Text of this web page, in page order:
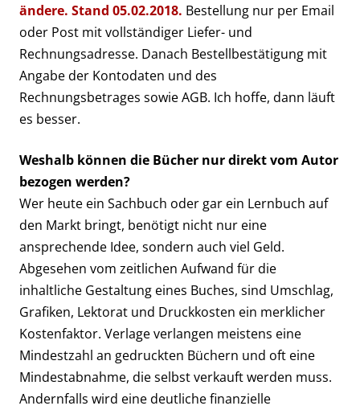
ändere. Stand 05.02.2018. Bestellung nur per Email
oder Post mit vollständiger Liefer- und
Rechnungsadresse. Danach Bestellbestätigung mit
Angabe der Kontodaten und des
Rechnungsbetrages sowie AGB. Ich hoffe, dann läuft
es besser.
Weshalb können die Bücher nur direkt vom Autor
bezogen werden?
Wer heute ein Sachbuch oder gar ein Lernbuch auf
den Markt bringt, benötigt nicht nur eine
ansprechende Idee, sondern auch viel Geld.
Abgesehen vom zeitlichen Aufwand für die
inhaltliche Gestaltung eines Buches, sind Umschlag,
Grafiken, Lektorat und Druckkosten ein merklicher
Kostenfaktor. Verlage verlangen meistens eine
Mindestzahl an gedruckten Büchern und oft eine
Mindestabnahme, die selbst verkauft werden muss.
Andernfalls wird eine deutliche finanzielle